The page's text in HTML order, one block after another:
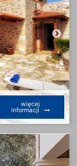
więcej
informacji